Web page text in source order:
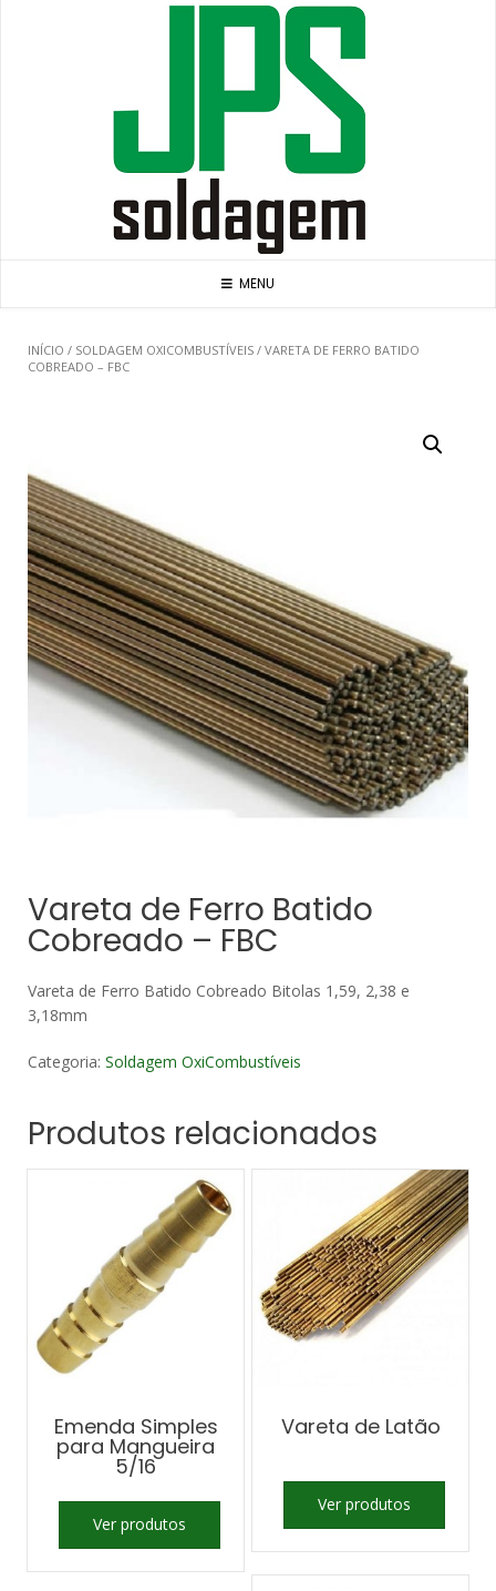
MENU
INÍCIO / SOLDAGEM OXICOMBUSTÍVEIS / VARETA DE FERRO BATIDO
COBREADO – FBC
Vareta de Ferro Batido
Cobreado – FBC
Vareta de Ferro Batido Cobreado Bitolas 1,59, 2,38 e
3,18mm
Categoria: Soldagem OxiCombustíveis
Produtos relacionados
Emenda Simples
para Mangueira
5/16
Ver produtos
Vareta de Latão
Ver produtos